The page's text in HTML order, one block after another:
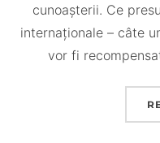
cunoașterii. Ce
internaționale – câte
vor fi